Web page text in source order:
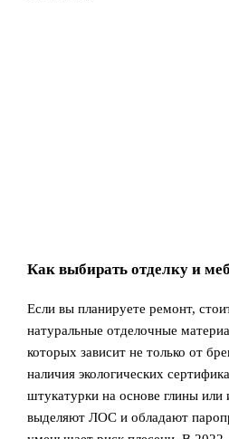
Как выбирать отделку и
Если вы планируете ремонт,
натуральные отделочные
которых зависит не только от
наличия экологических
штукатурки на основе глины или
выделяют ЛОС и обладают